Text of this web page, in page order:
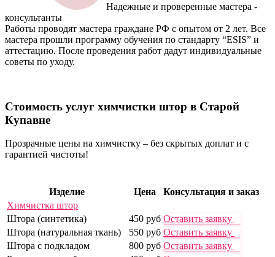
Надежные и проверенные мастера -
консультанты
Работы проводят мастера граждане РФ с опытом от 2 лет. Все
мастера прошли программу обучения по стандарту “ESIS” и
аттестацию. После проведения работ дадут индивидуальные
советы по уходу.
Стоимость услуг химчистки штор в Старой
Купавне
Прозрачные цены на химчистку – без скрытых доплат и с
гарантией чистоты!
Изделие Цена
Консультация и заказ
Химчистка штор
Штора (синтетика)
450 руб Оставить заявку
Штора (натуральная ткань)
550 руб Оставить заявку
Штора с подкладом
800 руб Оставить заявку